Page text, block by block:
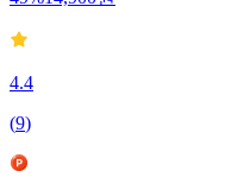
49%14,900원
4.4
(9)